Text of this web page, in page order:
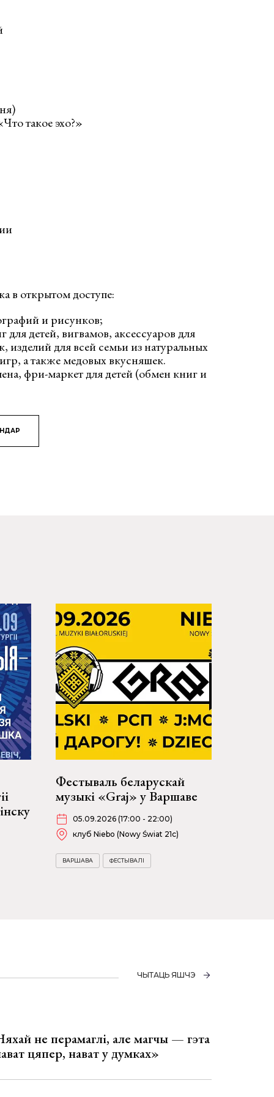
такое эхо?»
в открытом доступе:
и рисунков;
детей, вигвамов, аксессуаров для
изделий для всей семьи из натуральных
а также медовых вкусняшек.
фри-маркет для детей (обмен книг и
Фестываль беларускай
музыкі «Graj» у Варшаве
05.09.2026 (17:00 - 22:00)
клуб Niebo (Nowy Świat 21c)
ВАРШАВА ФЕСТЫВАЛІ
ЧЫТАЦЬ ЯШЧЭ
не перамаглі, але магчы — гэта
цяпер, нават у думках»